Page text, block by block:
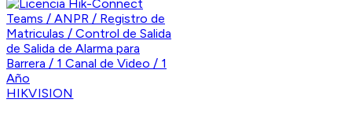
HIKVISION